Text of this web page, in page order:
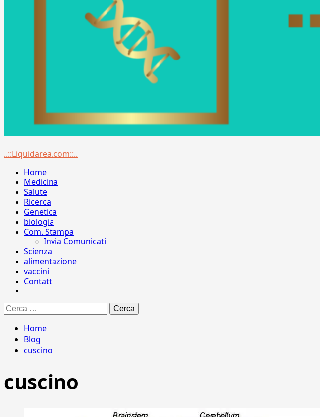
Menu
..::Liquidarea.com::..
Home
Medicina
Salute
Ricerca
Genetica
biologia
Com. Stampa
Invia Comunicati
Scienza
alimentazione
vaccini
Contatti
Ricerca
per:
Home
Blog
cuscino
cuscino